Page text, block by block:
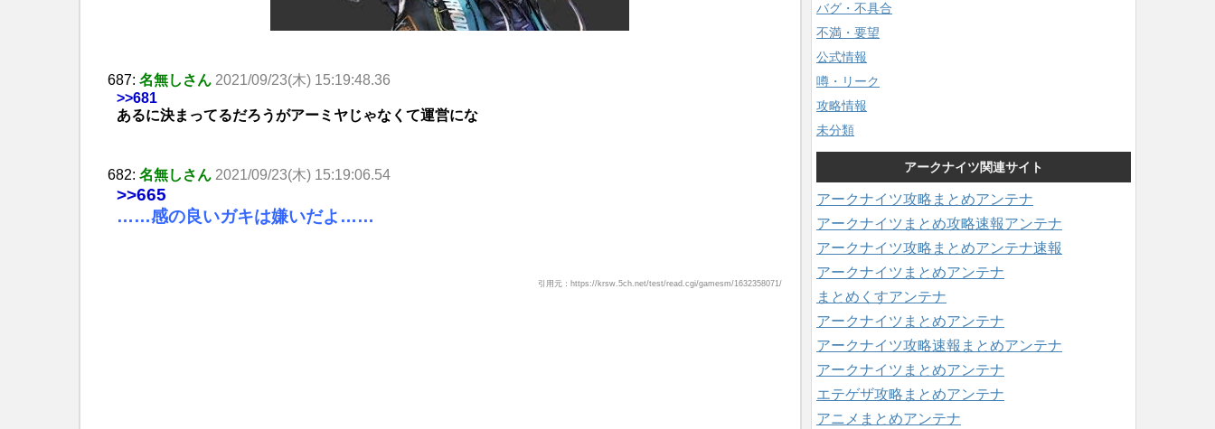
687: 名無しさん 2021/09/23(木) 15:19:48.36
>>681
あるに決まってるだろうがアーミヤじゃなくて運営にな
682: 名無しさん 2021/09/23(木) 15:19:06.54
>>665
……感の良いガキは嫌いだよ……
引用元：https://krsw.5ch.net/test/read.cgi/gamesm/1632358071/
バグ・不具合
不満・要望
公式情報
噂・リーク
攻略情報
未分類
アークナイツ関連サイト
アークナイツ攻略まとめアンテナ
アークナイツまとめ攻略速報アンテナ
アークナイツ攻略まとめアンテナ速報
アークナイツまとめアンテナ
まとめくすアンテナ
アークナイツまとめアンテナ
アークナイツ攻略速報まとめアンテナ
アークナイツまとめアンテナ
エテゲザ攻略まとめアンテナ
アニメまとめアンテナ